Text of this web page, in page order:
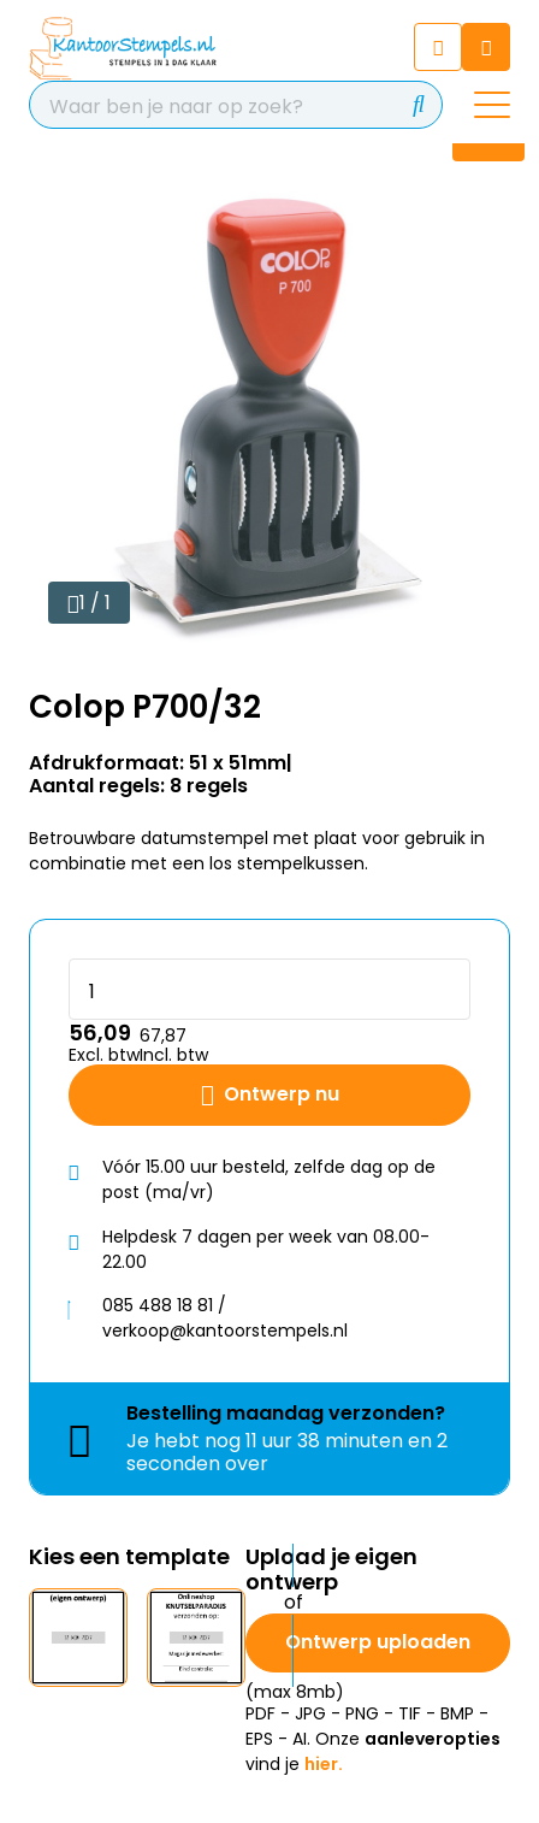
Chat 24/7 met onze chatbot
voor hulp
Contact
1 / 1
Colop P700/32
Afdrukformaat: 51 x 51mm
Aantal regels: 8 regels
Betrouwbare datumstempel met plaat voor gebruik in
combinatie met een los stempelkussen.
Ontwerp nu
56,09
Excl. btw
67,87
Incl. btw
Vóór 15.00 uur besteld, zelfde dag op de
post (ma/vr)
Helpdesk 7 dagen per week van 08.00-
22.00
085 488 18 81 /
verkoop@kantoorstempels.nl
Bestelling maandagverzonden?
Je hebt nog11 uur 38 minuten en 2
seconden over
Kies een template Upload je eigen
ontwerp
Ontwerp uploaden
(max 8mb)
PDF - JPG - PNG - TIF - BMP -
EPS - AI. Onze aanleveropties
vind je hier.